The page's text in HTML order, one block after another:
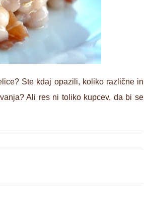
Ste kdaj opazili, koliko različne in
Ali res ni toliko kupcev, da bi se